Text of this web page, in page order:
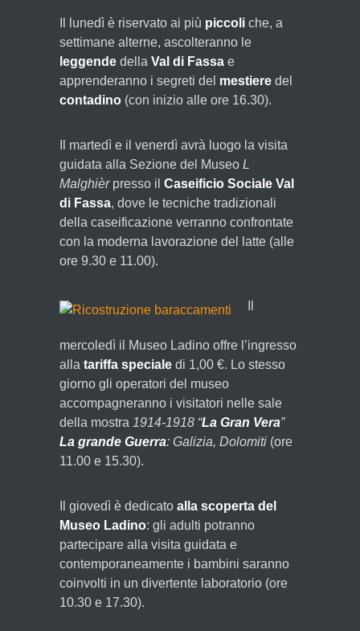
Il lunedì è riservato ai più piccoli che, a
settimane alterne, ascolteranno le
leggende della Val di Fassa e
apprenderanno i segreti del mestiere del
contadino (con inizio alle ore 16.30).
Il martedì e il venerdì avrà luogo la visita
guidata alla Sezione del Museo L
Malghièr presso il Caseificio Sociale Val
di Fassa, dove le tecniche tradizionali
della caseificazione verranno confrontate
con la moderna lavorazione del latte (alle
ore 9.30 e 11.00).
mercoledì il Museo Ladino offre l’ingresso
alla tariffa speciale di 1,00 €. Lo stesso
giorno gli operatori del museo
accompagneranno i visitatori nelle sale
della mostra 1914-1918 “La Gran Vera”
La grande Guerra: Galizia, Dolomiti (ore
11.00 e 15.30).
Il giovedì è dedicato alla scoperta del
Museo Ladino: gli adulti potranno
partecipare alla visita guidata e
contemporaneamente i bambini saranno
coinvolti in un divertente laboratorio (ore
10.30 e 17.30).